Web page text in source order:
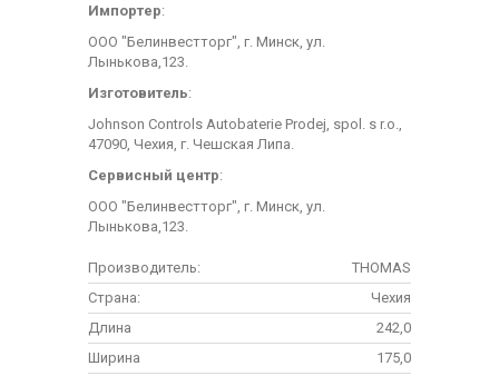
Импортер:
ООО "Белинвестторг", г. Минск, ул.
Лынькова,123.
Изготовитель:
Johnson Controls Autobaterie Prodej, spol. s r.o.,
47090, Чехия, г. Чешская Липа.
Сервисный центр:
ООО "Белинвестторг", г. Минск, ул.
Лынькова,123.
Производитель:
THOMAS
Страна:
Чехия
Длина
242,0
Ширина
175,0